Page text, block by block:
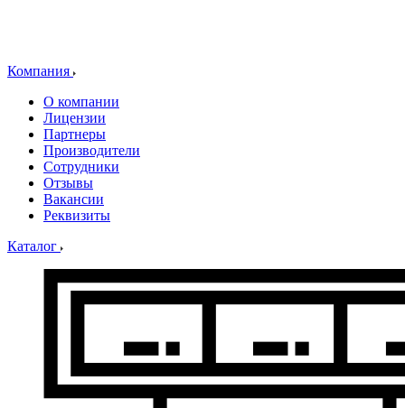
Компания
О компании
Лицензии
Партнеры
Производители
Сотрудники
Отзывы
Вакансии
Реквизиты
Каталог